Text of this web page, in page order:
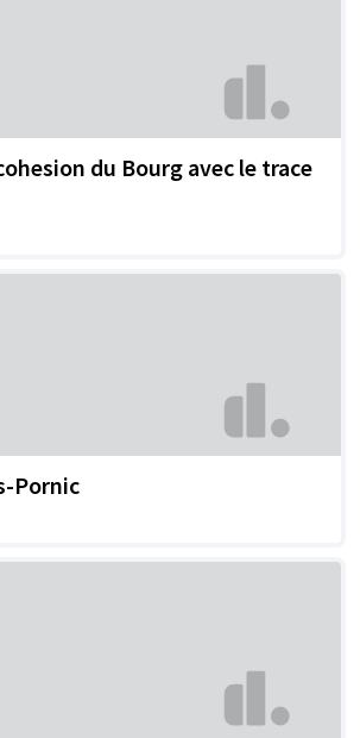
du Bourg avec le trace
Pornic